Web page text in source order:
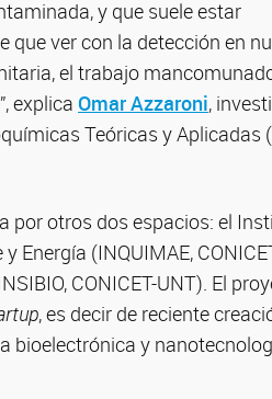
y que suele estar
que ver con la detección en
el trabajo
explica Omar Azzaroni,
Teóricas y Aplicadas
por otros dos espacios: el
(INQUIMAE,
CONICET-UNT). El
, es decir de reciente
bioelectrónica y